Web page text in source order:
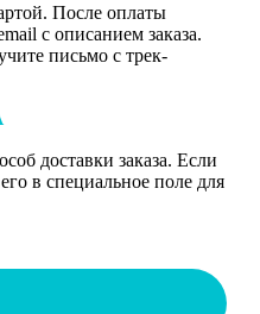
После оплаты
с описанием заказа.
письмо с трек-
доставки заказа. Если
в специальное поле для